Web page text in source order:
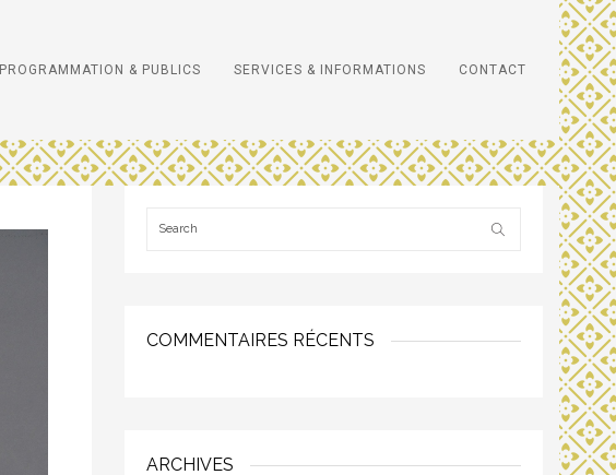
PROGRAMMATION & PUBLICS SERVICES & INFORMATIONS CONTACT
COMMENTAIRES RÉCENTS
ARCHIVES